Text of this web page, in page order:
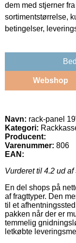
dem med stjerner
sortimentstørrelse,
betingelser,
Webshop
Navn: rack-panel
Kategori:
Producent:
Varenummer: 806
EAN:
Vurderet til 4.2 ud af
En del shops på
af fragttyper. Den
til et
pakken når der er
temmelig
letkøbte